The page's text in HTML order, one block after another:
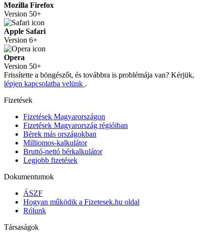
Mozilla Firefox
Version 50+
Apple Safari
Version 6+
Opera
Version 50+
Frissítette a böngészőt, és továbbra is problémája van? Kérjük,
lépjen kapcsolatba velünk .
Fizetések
Fizetések Magyarországon
Fizetések Magyarország régióiban
Bérek más országokban
Milliomos-kalkulátor
Bruttó-nettó bérkalkulátor
Legjobb fizetések
Dokumentumok
ÁSZF
Hogyan működik a Fizetesek.hu oldal
Rólunk
Társaságok